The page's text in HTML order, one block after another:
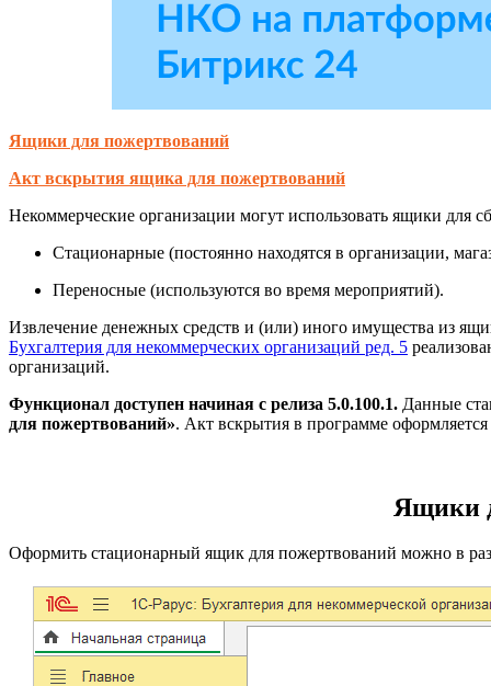
Ящики для пожертвований
Акт вскрытия ящика для пожертвований
Некоммерческие организации могут использовать ящики
Стационарные (постоянно находятся в организации,
Переносные (используются во время мероприятий).
Извлечение денежных средств и (или) иного имущества из
Бухгалтерия для некоммерческих организаций ред. 5
организаций.
Функционал доступен начиная с релиза 5.0.100.1. Данные
для пожертвований». Акт вскрытия в программе
Ящики
Оформить стационарный ящик для пожертвований можно в